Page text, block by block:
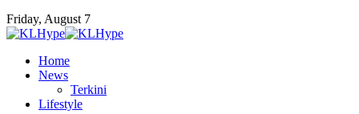
Friday, August 7
Home
News
Terkini
Lifestyle